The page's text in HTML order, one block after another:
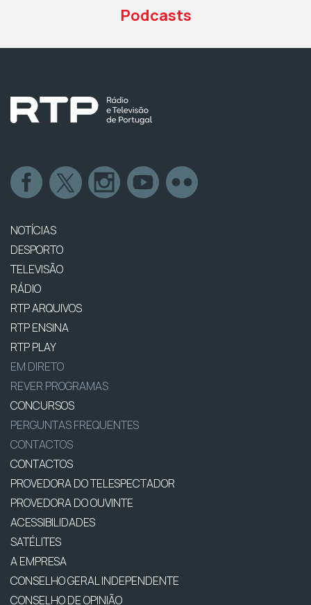
Podcasts
NOTÍCIAS
DESPORTO
TELEVISÃO
RÁDIO
RTP ARQUIVOS
RTP ENSINA
RTP PLAY
EM DIRETO
REVER PROGRAMAS
CONCURSOS
PERGUNTAS FREQUENTES
CONTACTOS
CONTACTOS
PROVEDORA DO TELESPECTADOR
PROVEDORA DO OUVINTE
ACESSIBILIDADES
SATÉLITES
A EMPRESA
CONSELHO GERAL INDEPENDENTE
CONSELHO DE OPINIÃO